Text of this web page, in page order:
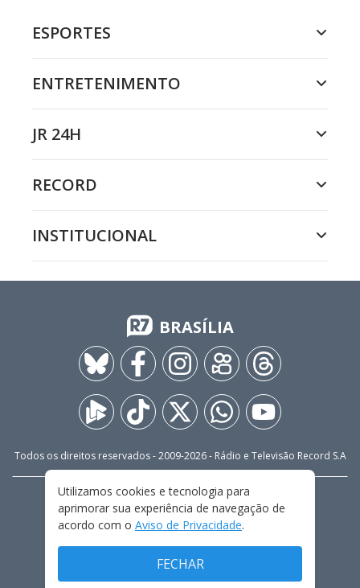
ESPORTES
ENTRETENIMENTO
JR 24H
RECORD
INSTITUCIONAL
BRASÍLIA
Todos os direitos reservados - 2009-2026- Rádio e Televisão Record S.A
FALE CONOSCO
PRIVACIDADE
TERMOS E CONDIÇÕES DE USO
Utilizamos cookies e tecnologia para
aprimorar sua experiência de navegação de
acordo com o Aviso de Privacidade.
FECHAR